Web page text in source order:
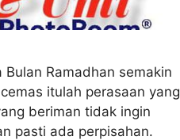
Ramadhan semakin
itulah perasaan yang
beriman tidak ingin
pasti ada perpisahan.